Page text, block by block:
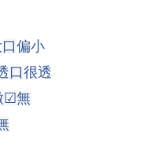
口偏小
口很透
☑無